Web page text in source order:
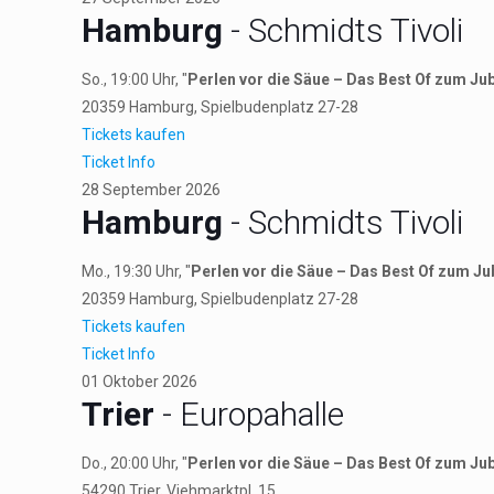
Hamburg - Schmidts Tivoli
So., 19:00 Uhr, " Perlen vor die Säue – Das Best Of zum
20359 Hamburg, Spielbudenplatz 27-28
Tickets kaufen
Ticket Info
28 September 2026
Hamburg - Schmidts Tivoli
Mo., 19:30 Uhr, " Perlen vor die Säue – Das Best Of zum
20359 Hamburg, Spielbudenplatz 27-28
Tickets kaufen
Ticket Info
01 Oktober 2026
Trier - Europahalle
Do., 20:00 Uhr, " Perlen vor die Säue – Das Best Of zum